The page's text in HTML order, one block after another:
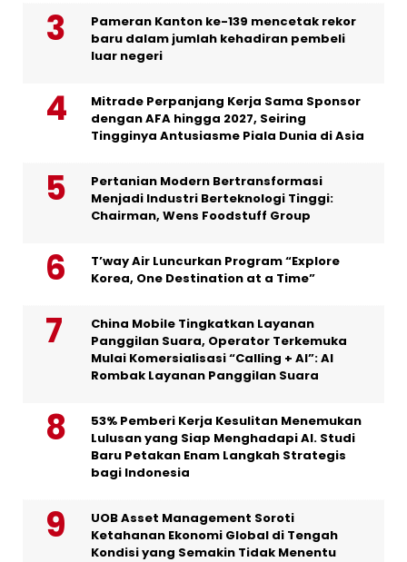
Pameran Kanton ke-139 mencetak rekor
baru dalam jumlah kehadiran pembeli
luar negeri
Mitrade Perpanjang Kerja Sama Sponsor
dengan AFA hingga 2027, Seiring
Tingginya Antusiasme Piala Dunia di Asia
Pertanian Modern Bertransformasi
Menjadi Industri Berteknologi Tinggi:
Chairman, Wens Foodstuff Group
T’way Air Luncurkan Program “Explore
Korea, One Destination at a Time”
China Mobile Tingkatkan Layanan
Panggilan Suara, Operator Terkemuka
Mulai Komersialisasi “Calling + AI”: AI
Rombak Layanan Panggilan Suara
53% Pemberi Kerja Kesulitan Menemukan
Lulusan yang Siap Menghadapi AI. Studi
Baru Petakan Enam Langkah Strategis
bagi Indonesia
UOB Asset Management Soroti
Ketahanan Ekonomi Global di Tengah
Kondisi yang Semakin Tidak Menentu